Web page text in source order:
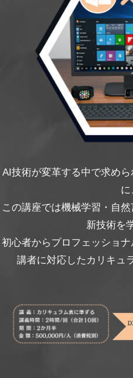
AI技術が変革する中で求め
に
この講座では機械学習・自
新技術を
初心者からプロフェッショ
講者に対応したカリキュ